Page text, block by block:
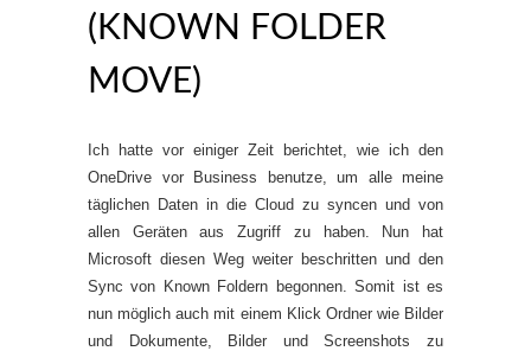
(KNOWN FOLDER
MOVE)
Ich hatte vor einiger Zeit berichtet, wie ich den
OneDrive vor Business benutze, um alle meine
täglichen Daten in die Cloud zu syncen und von
allen Geräten aus Zugriff zu haben. Nun hat
Microsoft diesen Weg weiter beschritten und den
Sync von Known Foldern begonnen. Somit ist es
nun möglich auch mit einem Klick Ordner wie Bilder
und Dokumente, Bilder und Screenshots zu